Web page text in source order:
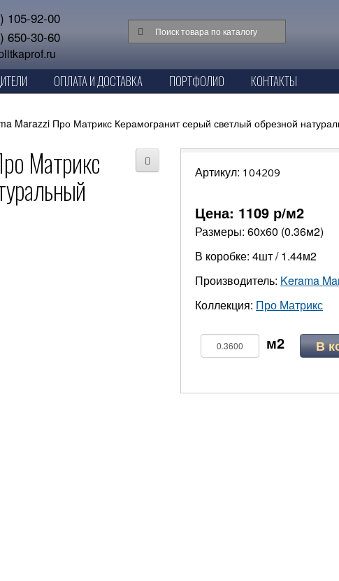
105-92-00
650-30-60
ОПЛАТА И ДОСТАВКА ПОРТФОЛИО КОНТАКТЫ
Marazzi Про Матрикс Керамогранит серый светлый обрезной
Матрикс Артикул: 104209
Цена: 1109 р/м2
Размеры: 60х60 (0.36м2)
В коробке: 4шт / 1.44м2
Производитель: Kerama
Коллекция: Про Матрикс
В